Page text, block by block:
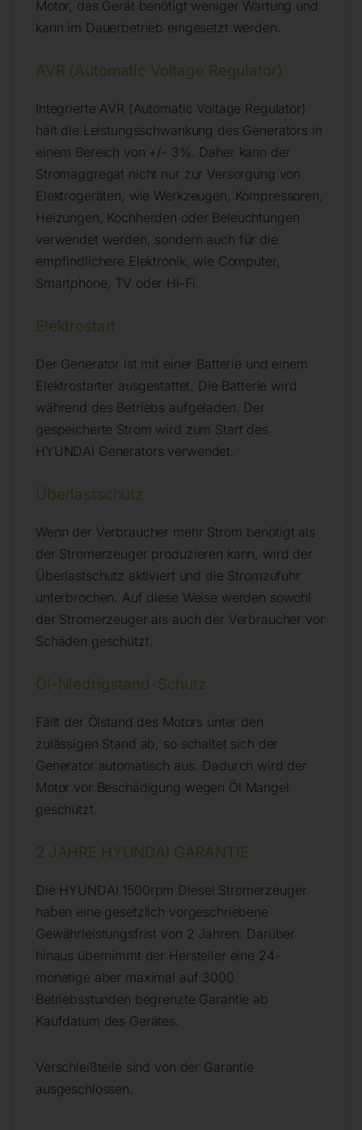
Motor, das Gerät benötigt weniger Wartung und
kann im Dauerbetrieb eingesetzt werden.
AVR (Automatic Voltage Regulator)
Integrierte AVR (Automatic Voltage Regulator)
hält die Leistungsschwankung des Generators in
einem Bereich von +/- 3%. Daher kann der
Stromaggregat nicht nur zur Versorgung von
Elektrogeräten, wie Werkzeugen, Kompressoren,
Heizungen, Kochherden oder Beleuchtungen
verwendet werden, sondern auch für die
empfindlichere Elektronik, wie Computer,
Smartphone, TV oder Hi-Fi.
Elektrostart
Der Generator ist mit einer Batterie und einem
Elektrostarter ausgestattet. Die Batterie wird
während des Betriebs aufgeladen. Der
gespeicherte Strom wird zum Start des
HYUNDAI Generators verwendet.
Überlastschutz
Wenn der Verbraucher mehr Strom benötigt als
der Stromerzeuger produzieren kann, wird der
Überlastschutz aktiviert und die Stromzufuhr
unterbrochen. Auf diese Weise werden sowohl
der Stromerzeuger als auch der Verbraucher vor
Schäden geschützt.
Öl-Niedrigstand-Schutz
Fällt der Ölstand des Motors unter den
zulässigen Stand ab, so schaltet sich der
Generator automatisch aus. Dadurch wird der
Motor vor Beschädigung wegen Öl Mangel
geschützt.
2 JAHRE HYUNDAI GARANTIE
Die HYUNDAI 1500rpm Diesel Stromerzeuger
haben eine gesetzlich vorgeschriebene
Gewährleistungsfrist von 2 Jahren. Darüber
hinaus übernimmt der Hersteller eine 24-
monatige aber maximal auf 3000
Betriebsstunden begrenzte Garantie ab
Kaufdatum des Gerätes.
Verschleißteile sind von der Garantie
ausgeschlossen.